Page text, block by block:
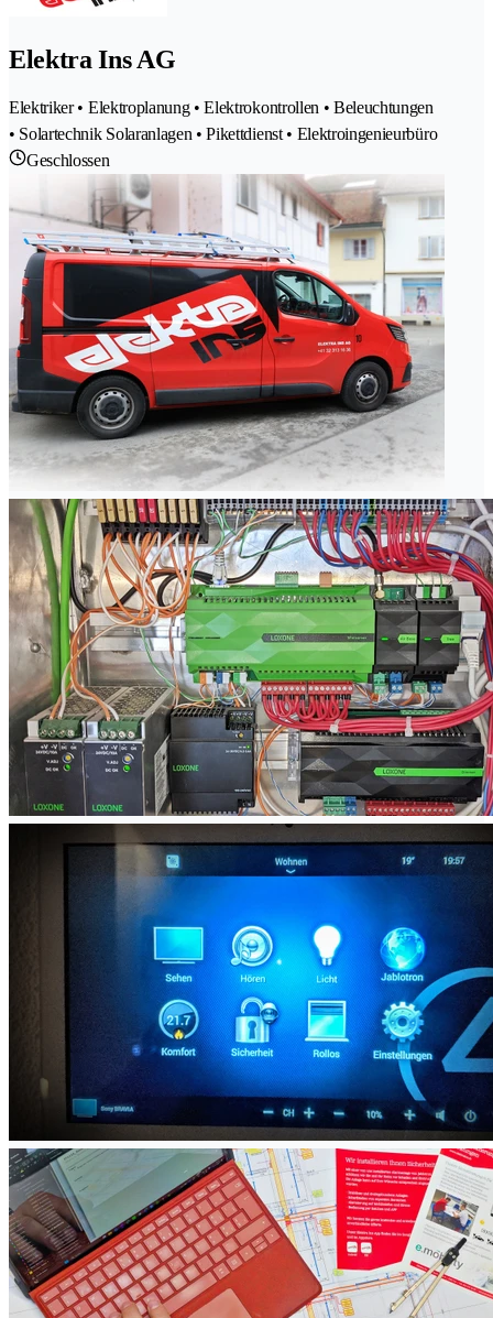
Elektra Ins AG
Elektriker • Elektroplanung • Elektrokontrollen • Beleuchtungen
• Solartechnik Solaranlagen • Pikettdienst • Elektroingenieurbüro
Geschlossen